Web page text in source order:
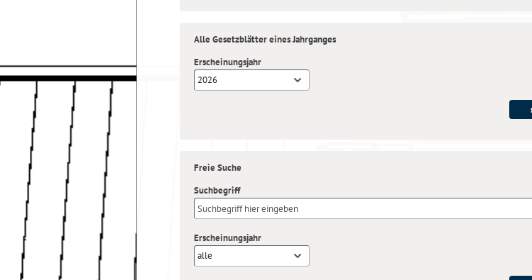
Alle Gesetzblätter eines Jahrganges
Erscheinungsjahr
2026
Freie Suche
Suchbegriff
Erscheinungsjahr
alle